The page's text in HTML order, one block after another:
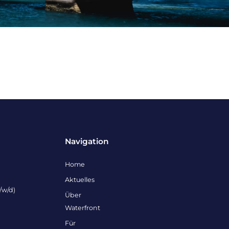
d)
Navigation
Home
Aktuelles
Über
Waterfront
Für